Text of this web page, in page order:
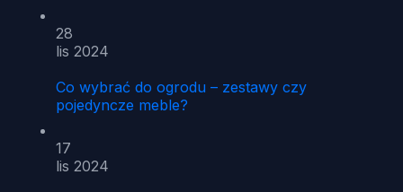
28
lis 2024
Co wybrać do ogrodu – zestawy czy
pojedyncze meble?
17
lis 2024